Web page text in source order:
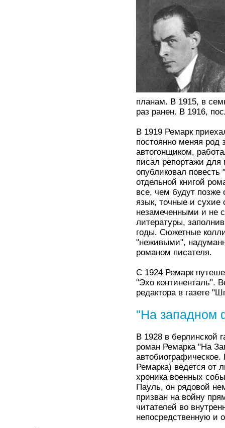
планам. В 1915, в
раз ранен. В 1916,
В 1919 Ремарк
постоянно меняя род
автогонщиком,
писал репортажи для
опубликовал
отдельной книгой
все, чем будут позже
язык, точные и сухие
незамеченными и не
литературы,
годы. Сюжетные
"неживыми",
романом писателя.
С 1924 Ремарк
"Эхо континенталь".
редактора в газете
"На западном
В 1928 в берлинской
роман Ремарка "На
автобиографическое.
Ремарка) ведется от
хроника военных
Пауль, он рядовой
призван на войну
читателей во
непосредственную и